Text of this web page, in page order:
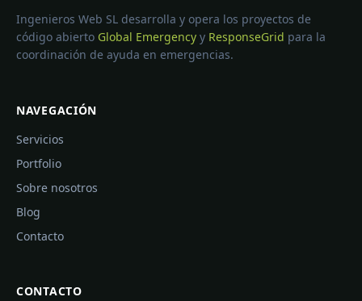
Ingenieros Web SL desarrolla y opera los proyectos de
código abierto Global Emergency y ResponseGrid para la
coordinación de ayuda en emergencias.
NAVEGACIÓN
Servicios
Portfolio
Sobre nosotros
Blog
Contacto
CONTACTO